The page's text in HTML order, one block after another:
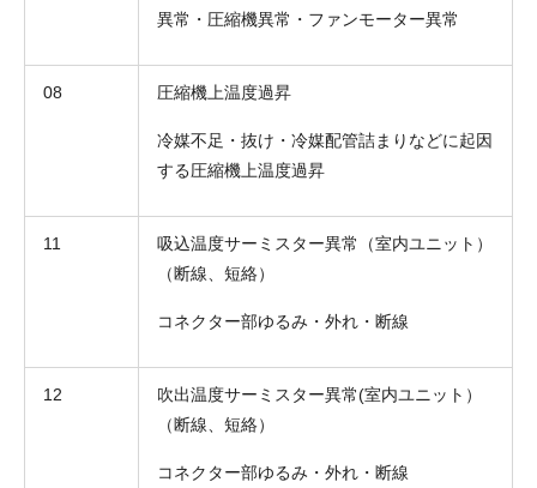
異常・圧縮機異常・ファンモーター異常
08 圧縮機上温度過昇
冷媒不足・抜け・冷媒配管詰まりなどに起因
する圧縮機上温度過昇
11
吸込温度サーミスター異常（室内ユニット）
（断線、短絡）
コネクター部ゆるみ・外れ・断線
12
吹出温度サーミスター異常(室内ユニット）
（断線、短絡）
コネクター部ゆるみ・外れ・断線